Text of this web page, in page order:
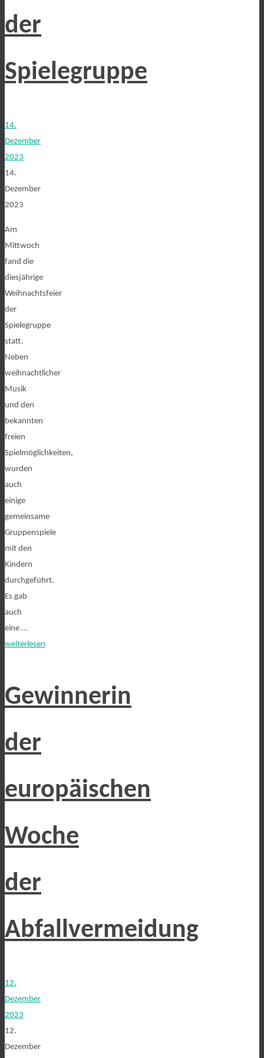
der
Spielegruppe
14.
Dezember
2023
14.
Dezember
2023
Am
Mittwoch
fand die
diesjährige
Weihnachtsfeier
der
Spielegruppe
statt.
Neben
weihnachtlicher
Musik
und den
bekannten
freien
Spielmöglichkeiten,
wurden
auch
einige
gemeinsame
Gruppenspiele
mit den
Kindern
durchgeführt.
Es gab
auch
eine …
weiterlesen
Gewinnerin
der
europäischen
Woche
der
Abfallvermeidung
12.
Dezember
2023
12.
Dezember